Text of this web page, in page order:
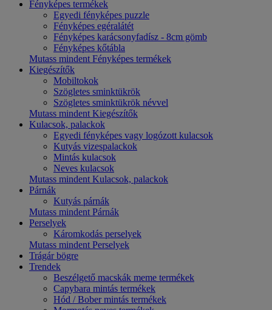
Fényképes termékek
Egyedi fényképes puzzle
Fényképes egéralátét
Fényképes karácsonyfadísz - 8cm gömb
Fényképes kőtábla
Mutass mindent Fényképes termékek
Kiegészítők
Mobiltokok
Szögletes sminktükrök
Szögletes sminktükrök névvel
Mutass mindent Kiegészítők
Kulacsok, palackok
Egyedi fényképes vagy logózott kulacsok
Kutyás vizespalackok
Mintás kulacsok
Neves kulacsok
Mutass mindent Kulacsok, palackok
Párnák
Kutyás párnák
Mutass mindent Párnák
Perselyek
Káromkodás perselyek
Mutass mindent Perselyek
Trágár bögre
Trendek
Beszélgető macskák meme termékek
Capybara mintás termékek
Hód / Bober mintás termékek